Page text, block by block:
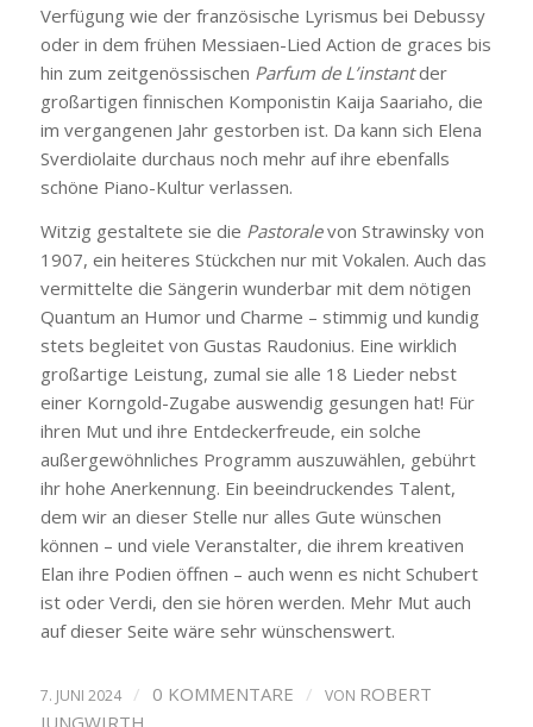
Verfügung wie der französische Lyrismus bei Debussy
oder in dem frühen Messiaen-Lied Action de graces bis
hin zum zeitgenössischen Parfum de L’instantder
großartigen finnischen Komponistin Kaija Saariaho, die
im vergangenen Jahr gestorben ist. Da kann sich Elena
Sverdiolaite durchaus noch mehr auf ihre ebenfalls
schöne Piano-Kultur verlassen.
Witzig gestaltete sie die Pastoralevon Strawinsky von
1907, ein heiteres Stückchen nur mit Vokalen. Auch das
vermittelte die Sängerin wunderbar mit dem nötigen
Quantum an Humor und Charme – stimmig und kundig
stets begleitet von Gustas Raudonius. Eine wirklich
großartige Leistung, zumal sie alle 18 Lieder nebst
einer Korngold-Zugabe auswendig gesungen hat! Für
ihren Mut und ihre Entdeckerfreude, ein solche
außergewöhnliches Programm auszuwählen, gebührt
ihr hohe Anerkennung. Ein beeindruckendes Talent,
dem wir an dieser Stelle nur alles Gute wünschen
können – und viele Veranstalter, die ihrem kreativen
Elan ihre Podien öffnen – auch wenn es nicht Schubert
ist oder Verdi, den sie hören werden. Mehr Mut auch
auf dieser Seite wäre sehr wünschenswert.
7. JUNI 2024 / 0 KOMMENTARE / VON ROBERT